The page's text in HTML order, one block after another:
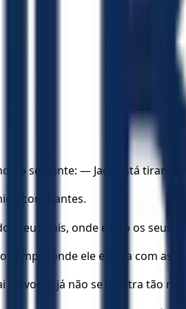
o seguinte: — Jacó está
como antes.
seus pais, onde estão os seus
campo, onde ele estava com as
vocês já não se mostra tão